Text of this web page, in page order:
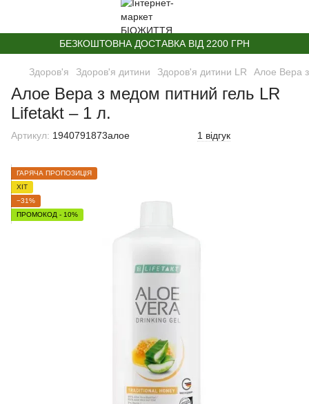
БЕЗКОШТОВНА ДОСТАВКА ВІД 2200 ГРН
Здоров'я Здоров'я дитини Здоров'я дитини LR Алое Вера
Алое Вера з медом питний гель LR
Lifetakt – 1 л.
Артикул: 1940791873алое 1 відгук
ГАРЯЧА ПРОПОЗИЦІЯ
ХІТ
−31%
ПРОМОКОД - 10%